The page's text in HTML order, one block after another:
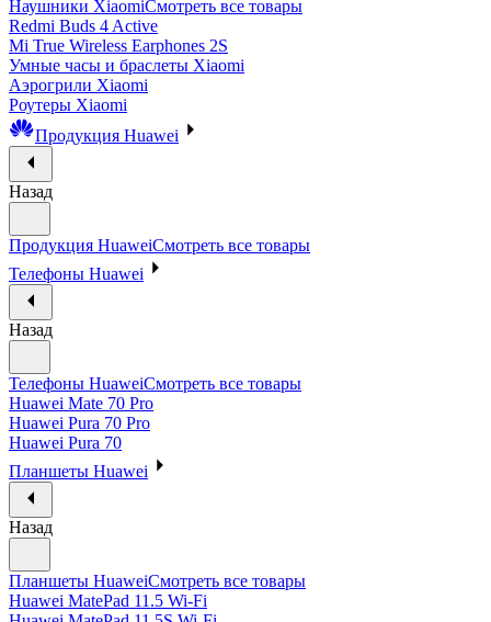
Наушники XiaomiСмотреть все товары
Redmi Buds 4 Active
Mi True Wireless Earphones 2S
Умные часы и браслеты Xiaomi
Аэрогрили Xiaomi
Роутеры Xiaomi
Продукция Huawei
Назад
Продукция HuaweiСмотреть все товары
Телефоны Huawei
Назад
Телефоны HuaweiСмотреть все товары
Huawei Mate 70 Pro
Huawei Pura 70 Pro
Huawei Pura 70
Планшеты Huawei
Назад
Планшеты HuaweiСмотреть все товары
Huawei MatePad 11.5 Wi-Fi